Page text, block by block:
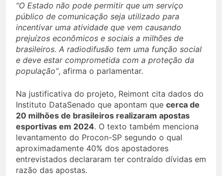
“O Estado não pode permitir que um serviço
público de comunicação seja utilizado para
incentivar uma atividade que vem causando
prejuízos econômicos e sociais a milhões de
brasileiros. A radiodifusão tem uma função social
e deve estar comprometida com a proteção da
população”, afirma o parlamentar.
Na justificativa do projeto, Reimont cita dados do
Instituto DataSenado que apontam que cerca de
20 milhões de brasileiros realizaram apostas
esportivas em 2024. O texto também menciona
levantamento do Procon-SP segundo o qual
aproximadamente 40% dos apostadores
entrevistados declararam ter contraído dívidas em
razão das apostas.